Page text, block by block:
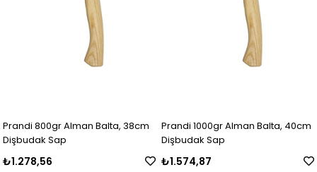
Prandi 800gr Alman Balta, 38cm
Dişbudak Sap
₺1.278,56
Prandi 1000gr Alman Balta, 40cm
Dişbudak Sap
₺1.574,87